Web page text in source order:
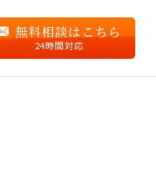
無料相談はこちら
24時間対応